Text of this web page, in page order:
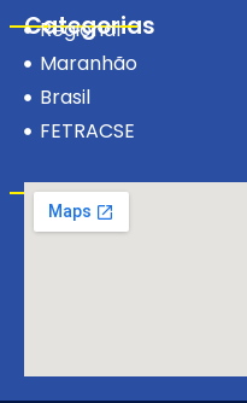
Categorias
Regional
Maranhão
Brasil
FETRACSE
Visite-nos!